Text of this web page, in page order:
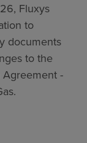
Fluxys
to
documents
to the
Agreement -